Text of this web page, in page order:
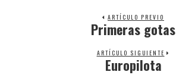
ARTÍCULO PREVIO
Previous
post:
Primeras gotas
ARTÍCULO SIGUIENTE
Next
Europilota